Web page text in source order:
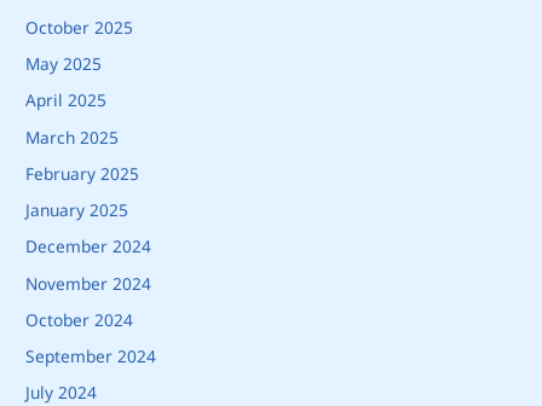
October 2025
May 2025
April 2025
March 2025
February 2025
January 2025
December 2024
November 2024
October 2024
September 2024
July 2024